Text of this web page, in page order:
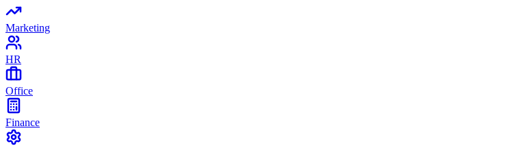
Marketing
HR
Office
Finance